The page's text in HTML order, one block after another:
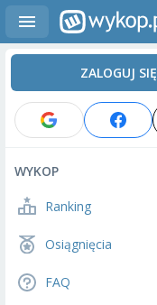
ZALOGUJ SIĘ
WYKOP
Ranking
Osiągnięcia
FAQ